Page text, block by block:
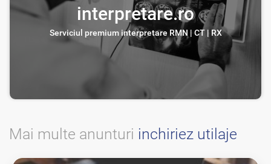
interpretare.ro
Serviciul premium interpretare RMN | CT | RX
Mai multe anunturi inchiriez utilaje